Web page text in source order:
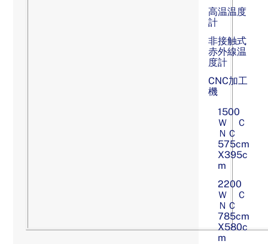
高温温度
計
非接触式
赤外線温
度計
CNC加工
機
1500
Ｗ Ｃ
ＮＣ
575cm
X395c
m
2200
Ｗ Ｃ
ＮＣ
785cm
X580c
m